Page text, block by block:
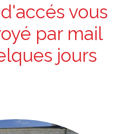
vous
par mail
jours